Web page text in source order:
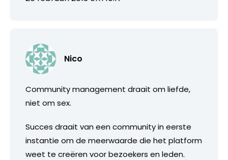
Nico
Community management draait om liefde,
niet om sex.
Succes draait van een community in eerste
instantie om de meerwaarde die het platform
weet te creëren voor bezoekers en leden.